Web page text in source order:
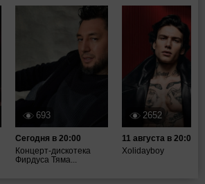
693
Сегодня в 20:00
Концерт-дискотека
Фирдуса Тяма...
2652
11 августа в 20:00
Xolidayboy